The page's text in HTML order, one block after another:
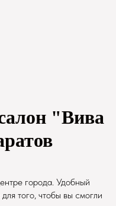
"Вива
города. Удобный
того, чтобы вы смогли